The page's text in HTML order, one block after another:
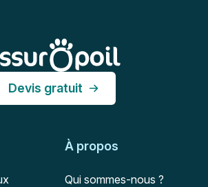
Devis gratuit
À propos
Qui sommes-nous ?